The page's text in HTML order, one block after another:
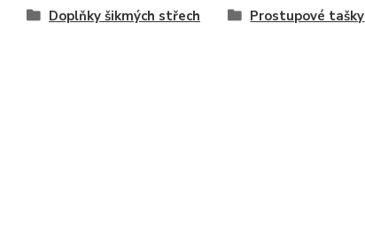
Doplňky šikmých střech Prostupové tašky